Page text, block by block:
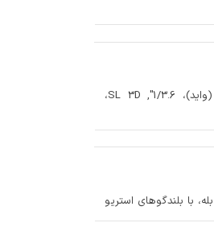
12 مگاپیکسل، f/2.2، 23 میلی‌متر (واید)، 1/3.6", SL 3D،
بله، با بلندگوهای استریو